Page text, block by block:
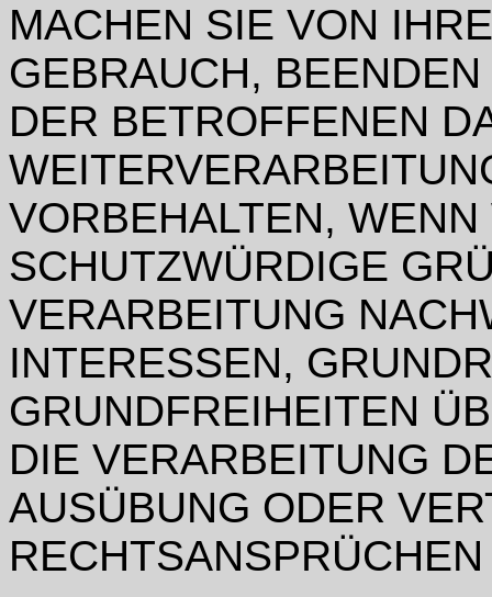
MACHEN SIE VON
GEBRAUCH,
DER BETROFFENEN
VORBEHALTEN,
SCHUTZWÜRDIGE
VERARBEITUNG
INTERESSEN,
GRUNDFREIHEITEN
DIE VERARBEITUNG
AUSÜBUNG ODER